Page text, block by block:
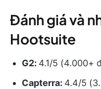
Đánh giá và
Hootsuite
G2: 4.1/5 (4.000+
Capterra: 4.4/5